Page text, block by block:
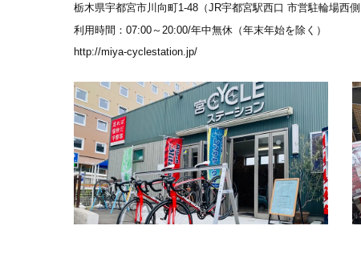
栃木県宇都宮市川向町1-48（JR宇都宮駅西口 市営駐輪場西側
利用時間：07:00～20:00/年中無休（年末年始を除く）
http://miya-cyclestation.jp/